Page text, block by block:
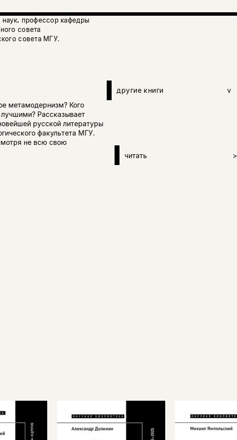
наук, профессор кафедры
совета
совета МГУ.
другие книги v
метамодернизм? Кого
Рассказывает
русской литературы
факультета МГУ.
не всю свою
читать >